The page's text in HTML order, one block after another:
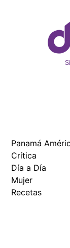
Panamá
Crítica
Día a Día
Mujer
Recetas